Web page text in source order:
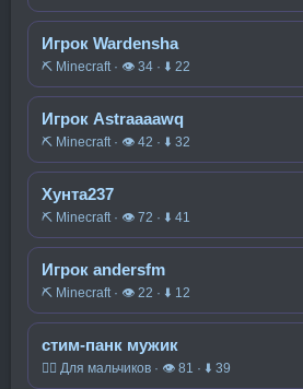
Игрок Wardensha
⛏️ Minecraft · 👁 34 · ⬇ 22
Игрок Astraaaawq
⛏️ Minecraft · 👁 42 · ⬇ 32
Хунта237
⛏️ Minecraft · 👁 72 · ⬇ 41
Игрок andersfm
⛏️ Minecraft · 👁 22 · ⬇ 12
стим-панк мужик
🧍‍♂️ Для мальчиков · 👁 81 · ⬇ 39